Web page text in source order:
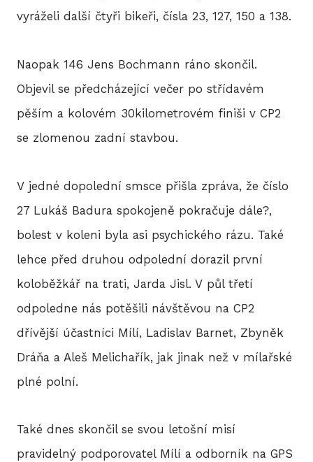
vyráželi další čtyři bikeři, čísla 23, 127, 150 a 138.
Naopak 146 Jens Bochmann ráno skončil.
Objevil se předcházející večer po střídavém
pěším a kolovém 30kilometrovém finiši v CP2
se zlomenou zadní stavbou.
V jedné dopolední smsce přišla zpráva, že číslo
27 Lukáš Badura spokojeně pokračuje dále?,
bolest v koleni byla asi psychického rázu. Také
lehce před druhou odpolední dorazil první
koloběžkář na trati, Jarda Jisl. V půl třetí
odpoledne nás potěšili návštěvou na CP2
dřívější účastníci Mílí, Ladislav Barnet, Zbyněk
Dráňa a Aleš Melichařík, jak jinak než v mílařské
plné polní.
Také dnes skončil se svou letošní misí
pravidelný podporovatel Mílí a odborník na GPS